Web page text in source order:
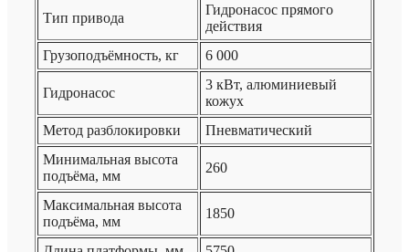
Тип привода
Гидронасос прямого
действия
Грузоподъёмность, кг
6 000
Гидронасос
3 кВт, алюминиевый
кожух
Метод разблокировки
Пневматический
Минимальная высота
подъёма, мм
260
Максимальная высота
подъёма, мм
1850